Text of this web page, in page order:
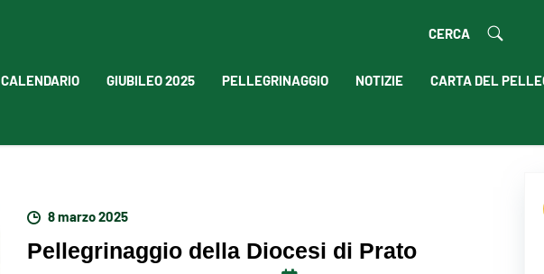
CERCA
CALENDARIO GIUBILEO 2025 PELLEGRINAGGIO NOTIZIE CARTA DEL
8 marzo 2025
Pellegrinaggio della Diocesi di Prato